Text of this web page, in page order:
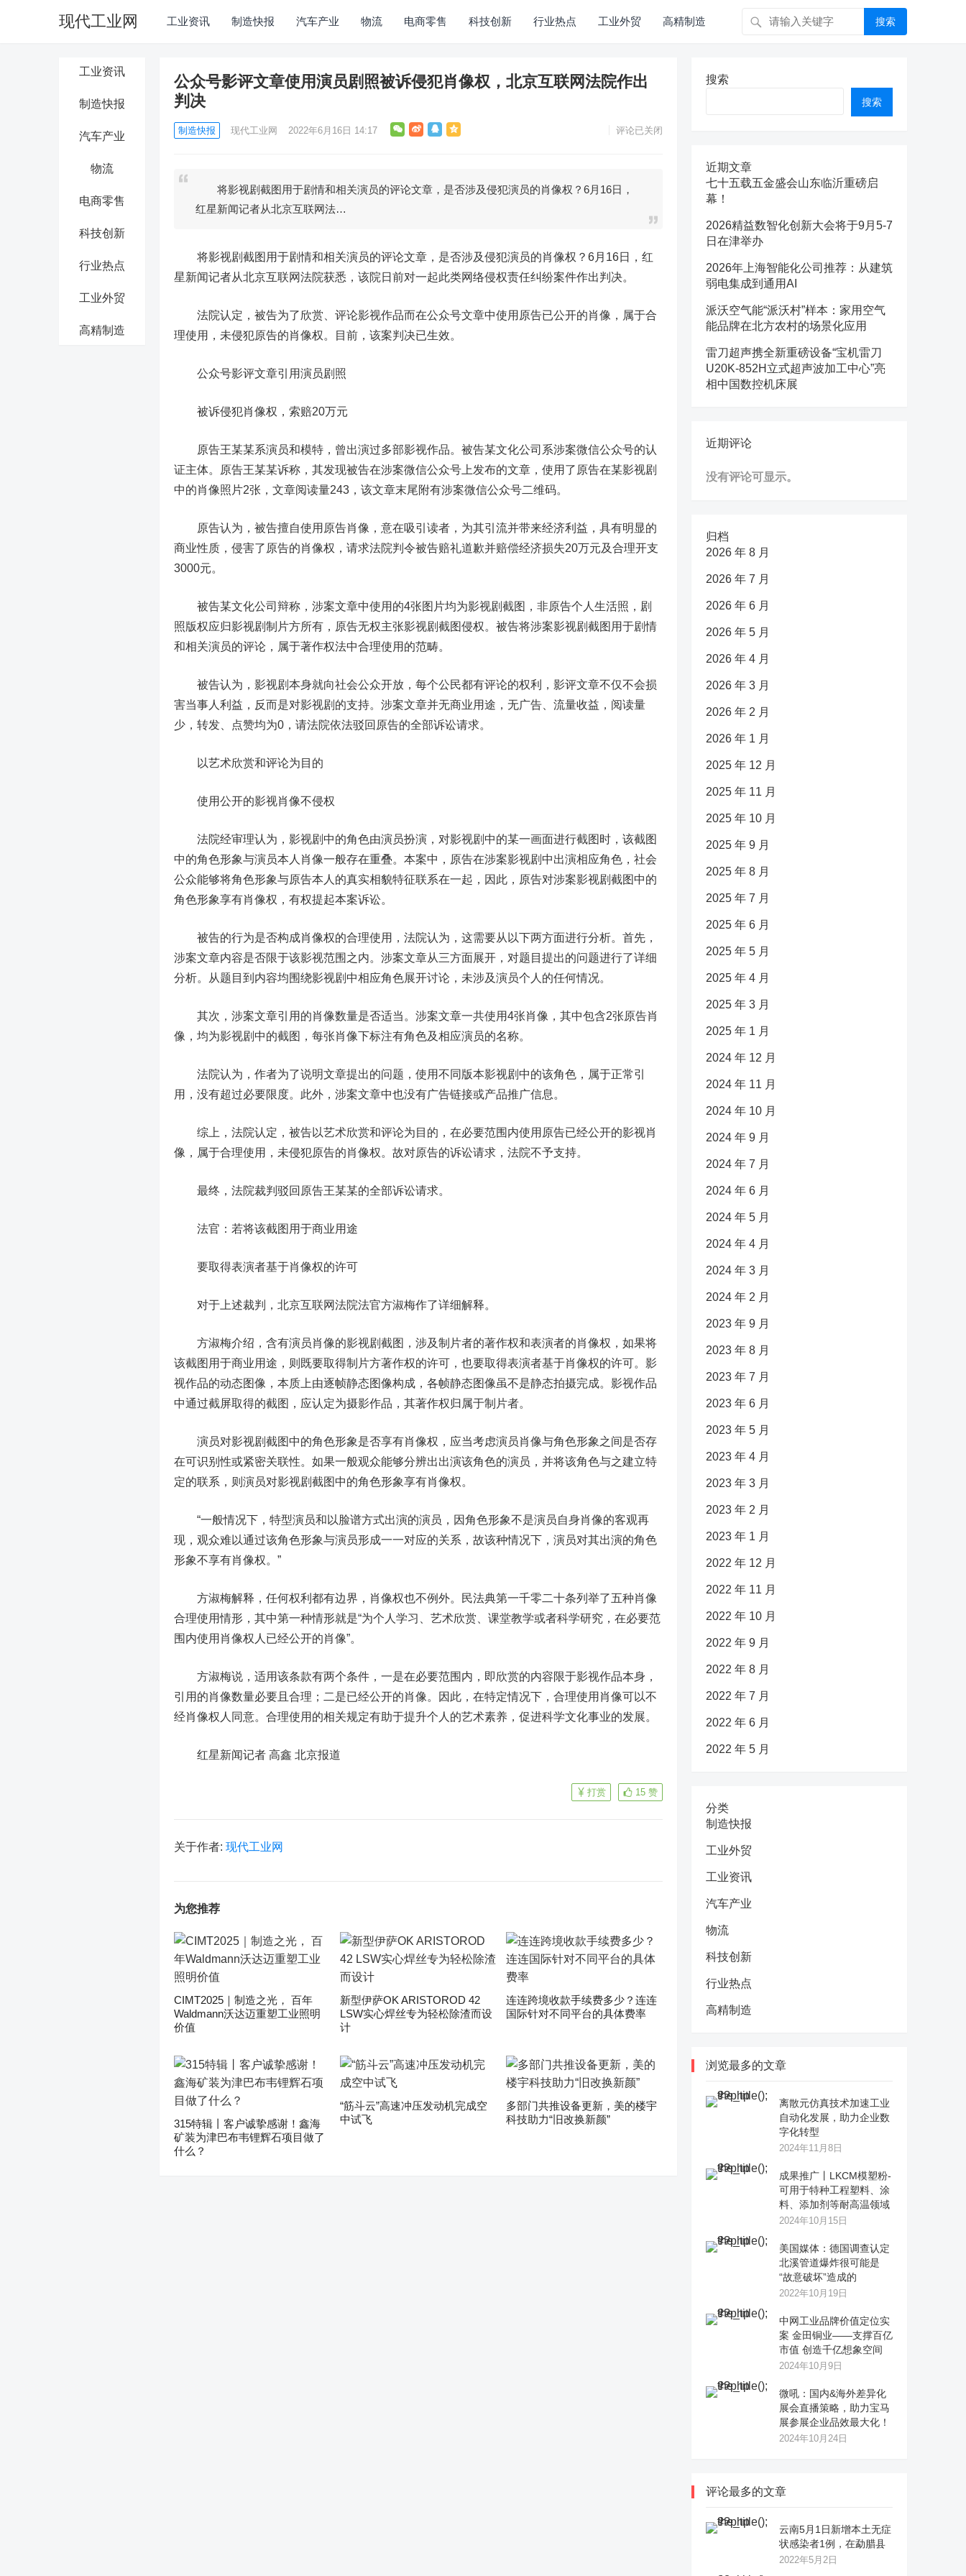
现代工业网 工业资讯 制造快报 汽车产业 物流 电商零售 科技创新 行业热点 工业外贸 高精制造 搜索
工业资讯
制造快报
汽车产业
物流
电商零售
科技创新
行业热点
工业外贸
高精制造
公众号影评文章使用演员剧照被诉侵犯肖像权，北京互联网法院作出
判决
制造快报 现代工业网 2022年6月16日 14:17 评论已关闭
将影视剧截图用于剧情和相关演员的评论文章，是否涉及侵犯演员的肖像权？6月16日，
红星新闻记者从北京互联网法…
将影视剧截图用于剧情和相关演员的评论文章，是否涉及侵犯演员的肖像权？6月16日，红
星新闻记者从北京互联网法院获悉，该院日前对一起此类网络侵权责任纠纷案件作出判决。
法院认定，被告为了欣赏、评论影视作品而在公众号文章中使用原告已公开的肖像，属于合
理使用，未侵犯原告的肖像权。目前，该案判决已生效。
公众号影评文章引用演员剧照
被诉侵犯肖像权，索赔20万元
原告王某某系演员和模特，曾出演过多部影视作品。被告某文化公司系涉案微信公众号的认
证主体。原告王某某诉称，其发现被告在涉案微信公众号上发布的文章，使用了原告在某影视剧
中的肖像照片2张，文章阅读量243，该文章末尾附有涉案微信公众号二维码。
原告认为，被告擅自使用原告肖像，意在吸引读者，为其引流并带来经济利益，具有明显的
商业性质，侵害了原告的肖像权，请求法院判令被告赔礼道歉并赔偿经济损失20万元及合理开支
3000元。
被告某文化公司辩称，涉案文章中使用的4张图片均为影视剧截图，非原告个人生活照，剧
照版权应归影视剧制片方所有，原告无权主张影视剧截图侵权。被告将涉案影视剧截图用于剧情
和相关演员的评论，属于著作权法中合理使用的范畴。
被告认为，影视剧本身就向社会公众开放，每个公民都有评论的权利，影评文章不仅不会损
害当事人利益，反而是对影视剧的支持。涉案文章并无商业用途，无广告、流量收益，阅读量
少，转发、点赞均为0，请法院依法驳回原告的全部诉讼请求。
以艺术欣赏和评论为目的
使用公开的影视肖像不侵权
法院经审理认为，影视剧中的角色由演员扮演，对影视剧中的某一画面进行截图时，该截图
中的角色形象与演员本人肖像一般存在重叠。本案中，原告在涉案影视剧中出演相应角色，社会
公众能够将角色形象与原告本人的真实相貌特征联系在一起，因此，原告对涉案影视剧截图中的
角色形象享有肖像权，有权提起本案诉讼。
被告的行为是否构成肖像权的合理使用，法院认为，这需要从以下两方面进行分析。首先，
涉案文章内容是否限于该影视范围之内。涉案文章从三方面展开，对题目提出的问题进行了详细
分析。从题目到内容均围绕影视剧中相应角色展开讨论，未涉及演员个人的任何情况。
其次，涉案文章引用的肖像数量是否适当。涉案文章一共使用4张肖像，其中包含2张原告肖
像，均为影视剧中的截图，每张肖像下标注有角色及相应演员的名称。
法院认为，作者为了说明文章提出的问题，使用不同版本影视剧中的该角色，属于正常引
用，没有超过必要限度。此外，涉案文章中也没有广告链接或产品推广信息。
综上，法院认定，被告以艺术欣赏和评论为目的，在必要范围内使用原告已经公开的影视肖
像，属于合理使用，未侵犯原告的肖像权。故对原告的诉讼请求，法院不予支持。
最终，法院裁判驳回原告王某某的全部诉讼请求。
法官：若将该截图用于商业用途
要取得表演者基于肖像权的许可
对于上述裁判，北京互联网法院法官方淑梅作了详细解释。
方淑梅介绍，含有演员肖像的影视剧截图，涉及制片者的著作权和表演者的肖像权，如果将
该截图用于商业用途，则既要取得制片方著作权的许可，也要取得表演者基于肖像权的许可。影
视作品的动态图像，本质上由逐帧静态图像构成，各帧静态图像虽不是静态拍摄完成。影视作品
中通过截屏取得的截图，应认定为摄影作品，其著作权归属于制片者。
演员对影视剧截图中的角色形象是否享有肖像权，应当考虑演员肖像与角色形象之间是否存
在可识别性或紧密关联性。如果一般观众能够分辨出出演该角色的演员，并将该角色与之建立特
定的联系，则演员对影视剧截图中的角色形象享有肖像权。
“一般情况下，特型演员和以脸谱方式出演的演员，因角色形象不是演员自身肖像的客观再
现，观众难以通过该角色形象与演员形成一一对应的关系，故该种情况下，演员对其出演的角色
形象不享有肖像权。”
方淑梅解释，任何权利都有边界，肖像权也不例外。民法典第一千零二十条列举了五种肖像
合理使用情形，其中第一种情形就是“为个人学习、艺术欣赏、课堂教学或者科学研究，在必要范
围内使用肖像权人已经公开的肖像”。
方淑梅说，适用该条款有两个条件，一是在必要范围内，即欣赏的内容限于影视作品本身，
引用的肖像数量必要且合理；二是已经公开的肖像。因此，在特定情况下，合理使用肖像可以不
经肖像权人同意。合理使用的相关规定有助于提升个人的艺术素养，促进科学文化事业的发展。
红星新闻记者 高鑫 北京报道
15 赞
打赏
关于作者: 现代工业网
为您推荐
CIMT2025｜制造之光， 百年
Waldmann沃达迈重塑工业照明
价值
新型伊萨OK ARISTOROD 42
LSW实心焊丝专为轻松除渣而设
计
连连跨境收款手续费多少？连连
国际针对不同平台的具体费率
315特辑丨客户诚挚感谢！鑫海
矿装为津巴布韦锂辉石项目做了
什么？
“筋斗云”高速冲压发动机完成空
中试飞
多部门共推设备更新，美的楼宇
科技助力“旧改换新颜”
搜索
搜索
近期文章
七十五载五金盛会山东临沂重磅启
幕！
2026精益数智化创新大会将于9月5-7
日在津举办
2026年上海智能化公司推荐：从建筑
弱电集成到通用AI
派沃空气能“派沃村”样本：家用空气
能品牌在北方农村的场景化应用
雷刀超声携全新重磅设备“宝机雷刀
U20K-852H立式超声波加工中心”亮
相中国数控机床展
近期评论
没有评论可显示。
归档
2026 年 8 月
2026 年 7 月
2026 年 6 月
2026 年 5 月
2026 年 4 月
2026 年 3 月
2026 年 2 月
2026 年 1 月
2025 年 12 月
2025 年 11 月
2025 年 10 月
2025 年 9 月
2025 年 8 月
2025 年 7 月
2025 年 6 月
2025 年 5 月
2025 年 4 月
2025 年 3 月
2025 年 1 月
2024 年 12 月
2024 年 11 月
2024 年 10 月
2024 年 9 月
2024 年 7 月
2024 年 6 月
2024 年 5 月
2024 年 4 月
2024 年 3 月
2024 年 2 月
2023 年 9 月
2023 年 8 月
2023 年 7 月
2023 年 6 月
2023 年 5 月
2023 年 4 月
2023 年 3 月
2023 年 2 月
2023 年 1 月
2022 年 12 月
2022 年 11 月
2022 年 10 月
2022 年 9 月
2022 年 8 月
2022 年 7 月
2022 年 6 月
2022 年 5 月
分类
制造快报
工业外贸
工业资讯
汽车产业
物流
科技创新
行业热点
高精制造
浏览最多的文章
离散元仿真技术加速工业
自动化发展，助力企业数
字化转型
2024年11月8日
成果推广丨LKCM模塑粉-
可用于特种工程塑料、涂
料、添加剂等耐高温领域
2024年10月15日
美国媒体：德国调查认定
北溪管道爆炸很可能是
“故意破坏”造成的
2022年10月19日
中网工业品牌价值定位实
案 金田铜业——支撑百亿
市值 创造千亿想象空间
2024年10月9日
微吼：国内&海外差异化
展会直播策略，助力宝马
展参展企业品效最大化！
2024年10月24日
评论最多的文章
云南5月1日新增本土无症
状感染者1例，在勐腊县
2022年5月2日